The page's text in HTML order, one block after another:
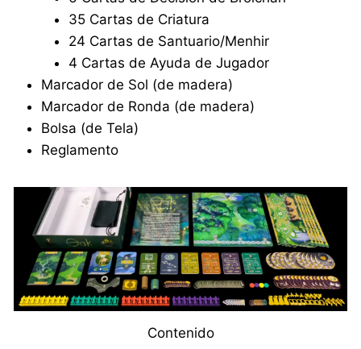
35 Cartas de Criatura
24 Cartas de Santuario/Menhir
4 Cartas de Ayuda de Jugador
Marcador de Sol (de madera)
Marcador de Ronda (de madera)
Bolsa (de Tela)
Reglamento
Contenido